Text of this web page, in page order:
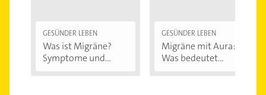
GESÜNDER LEBEN
Was ist Migräne?
Symptome und...
GESÜNDER LEBEN
Migräne mit Aura:
Was bedeutet...